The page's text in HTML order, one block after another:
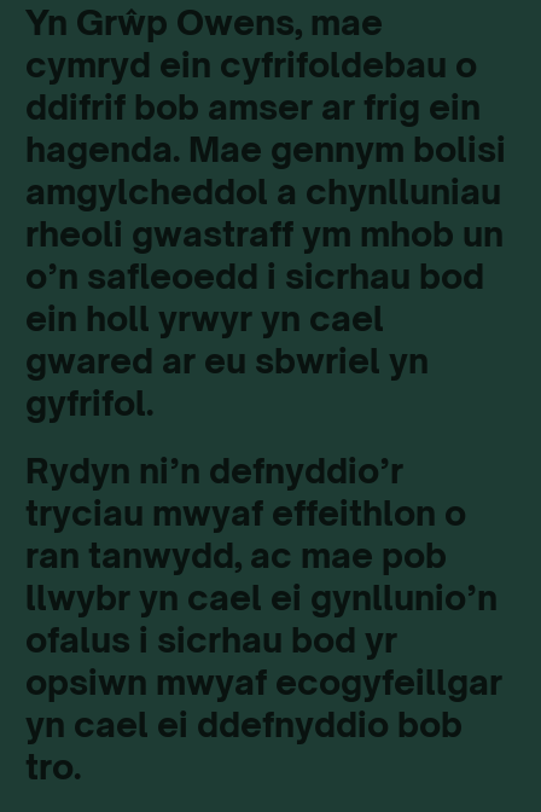
Yn Grŵp Owens, mae
cymryd ein cyfrifoldebau o
ddifrif bob amser ar frig ein
hagenda. Mae gennym bolisi
amgylcheddol a chynlluniau
rheoli gwastraff ym mhob un
o’n safleoedd i sicrhau bod
ein holl yrwyr yn cael
gwared ar eu sbwriel yn
gyfrifol.
Rydyn ni’n defnyddio’r
tryciau mwyaf effeithlon o
ran tanwydd, ac mae pob
llwybr yn cael ei gynllunio’n
ofalus i sicrhau bod yr
opsiwn mwyaf ecogyfeillgar
yn cael ei ddefnyddio bob
tro.